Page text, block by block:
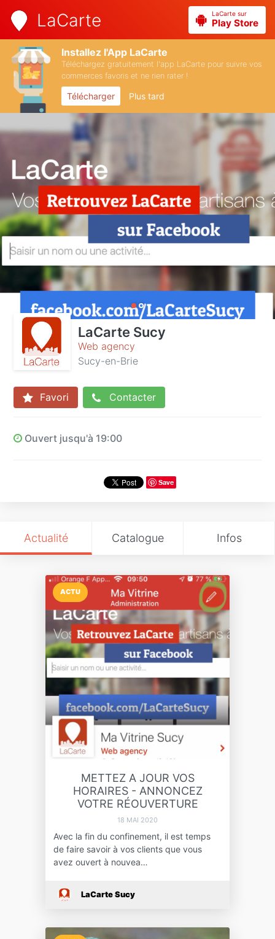
LaCarte LaCarte sur
Play Store
Installez l'App LaCarte
Téléchargez gratuitement l'app LaCarte pour suivre vos
commerces favoris et ne rien rater !
Télécharger Plus tard
LaCarte Sucy
Web agency
Sucy-en-Brie
Favori Contacter
Ouvert jusqu'à 19:00
Save
Actualité Catalogue Infos
ACTU
METTEZ A JOUR VOS
HORAIRES - ANNONCEZ
VOTRE RÉOUVERTURE
18 MAI 2020
Avec la fin du confinement, il est temps
de faire savoir à vos clients que vous
avez ouvert à nouvea…
LaCarte Sucy